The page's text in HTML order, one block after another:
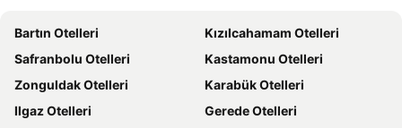
Bartın Otelleri
Kızılcahamam Otelleri
Safranbolu Otelleri
Kastamonu Otelleri
Zonguldak Otelleri
Karabük Otelleri
Ilgaz Otelleri
Gerede Otelleri